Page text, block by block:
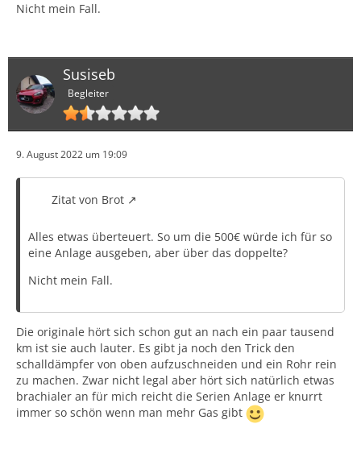
Nicht mein Fall.
Susiseb
Begleiter
9. August 2022 um 19:09
Zitat von Brot
Alles etwas überteuert. So um die 500€ würde ich für so
eine Anlage ausgeben, aber über das doppelte?
Nicht mein Fall.
Die originale hört sich schon gut an nach ein paar tausend
km ist sie auch lauter. Es gibt ja noch den Trick den
schalldämpfer von oben aufzuschneiden und ein Rohr rein
zu machen. Zwar nicht legal aber hört sich natürlich etwas
brachialer an für mich reicht die Serien Anlage er knurrt
immer so schön wenn man mehr Gas gibt